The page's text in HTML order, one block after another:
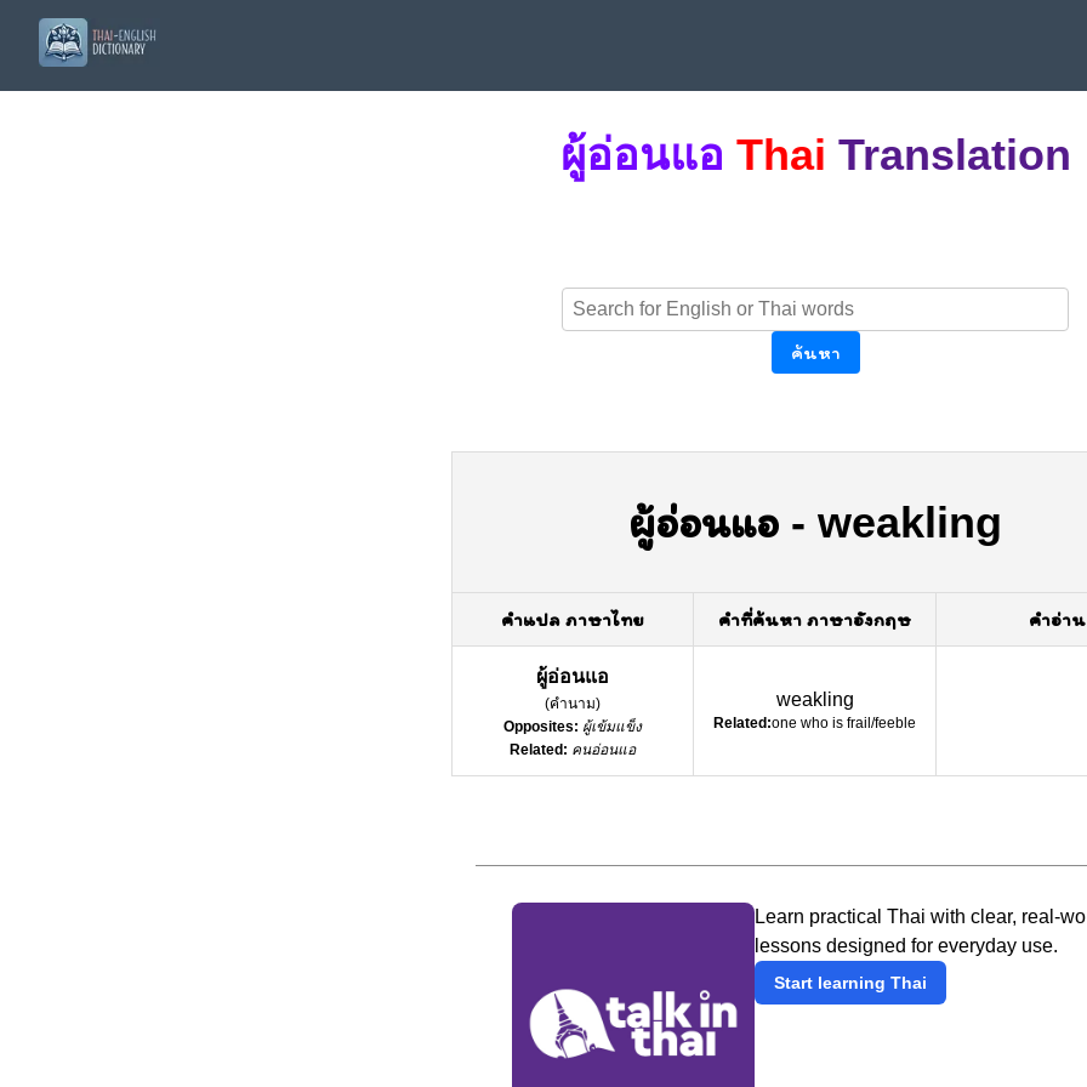
ผู้อ่อนแอ Thai Translation
ค้นหา
ผู้อ่อนแอ - weakling
คำแปล ภาษาไทย คำที่ค้นหา ภาษาอังกฤษ คำอ่าน
ผู้อ่อนแอ
(คำนาม)
Opposites: ผู้เข้มแข็ง
Related: คนอ่อนแอ
weakling
Related:one who is frail/feeble
Learn practical Thai with clear, real-
lessons designed for everyday use.
Start learning Thai